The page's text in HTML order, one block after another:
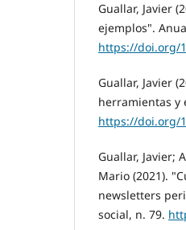
Guallar, Javier
ejemplos".
https://doi.org/
Guallar, Javier
herramientas y
https://doi.org/
Guallar, Javier;
Mario (2021).
newsletters
social, n. 79.